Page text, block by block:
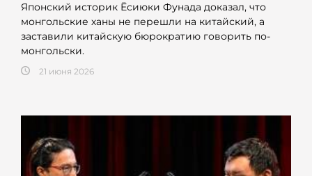
Японский историк Ёсиюки Фунада доказал, что
монгольские ханы не перешли на китайский, а
заставили китайскую бюрократию говорить по-
монгольски.
21 июня 2026